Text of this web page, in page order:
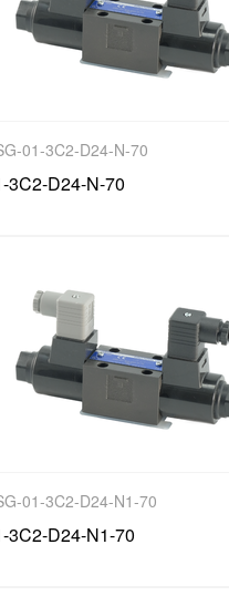
01-3C2-D24-N-70
3C2-D24-N-70
01-3C2-D24-N1-70
3C2-D24-N1-70